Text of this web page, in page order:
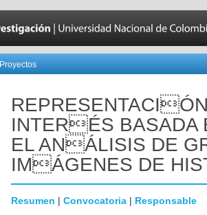
Proyectos
INTERÉS BASADA
EL ANÁLISIS DE
IMÁGENES DE
Resumen | Convocatoria | Responsable